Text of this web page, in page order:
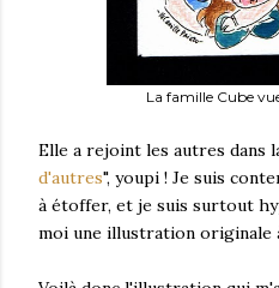
La famille Cube
Elle a rejoint les autres dans
d'autres", youpi ! Je suis
à étoffer, et je suis surtout
moi une illustration originale